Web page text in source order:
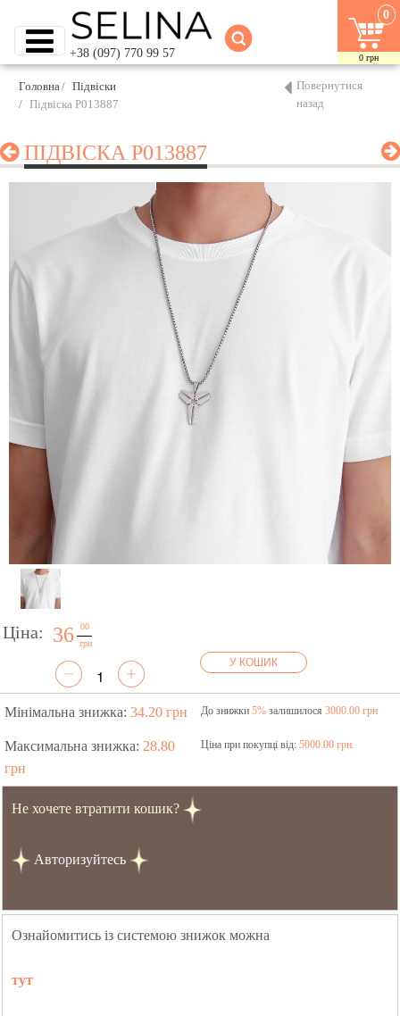
+38 (097) 770 99 57
0
0 грн
Головна
Підвіски
Підвіска P013887
Повернутися
назад
ПІДВІСКА P013887
Ціна: 36
00
грн
У КОШИК
Мінімальна знижка: 34.20 грн До знижки 5%залишилося 3000.00 грн
Максимальна знижка: 28.80
грн
Ціна при покупці від: 5000.00 грн.
Не хочете втратити кошик?
Авторизуйтесь
Ознайомитись із системою знижок можна
тут